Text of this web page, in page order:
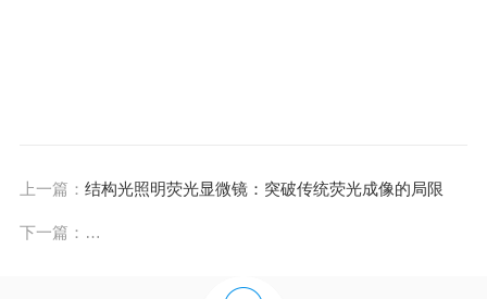
上一篇： 结构光照明荧光显微镜：突破传统荧光成像的局限
下一篇：
科研好助手：数字玻片显微扫描仪在生物医学领域的应